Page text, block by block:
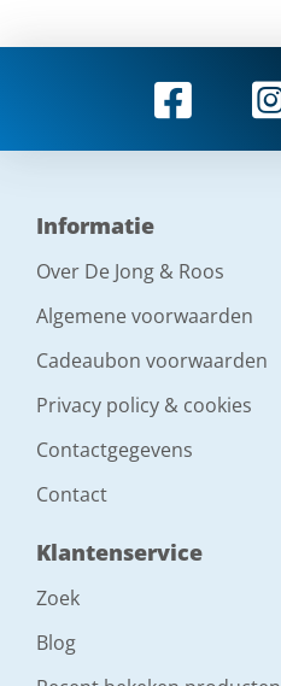
Informatie
Over De Jong & Roos
Algemene voorwaarden
Cadeaubon voorwaarden
Privacy policy & cookies
Contactgegevens
Contact
Klantenservice
Zoek
Blog